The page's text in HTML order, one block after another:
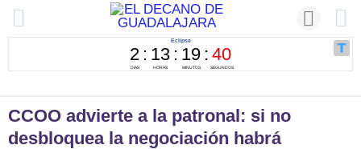
CCOO advierte a la patronal: si no
desbloquea la negociación habrá